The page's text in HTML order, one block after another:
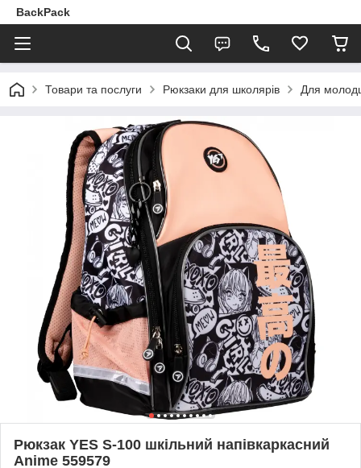
BackPack
Товари та послуги Рюкзаки для школярів Для
Рюкзак YES S-100 шкільний напівкаркасний
Anime 559579